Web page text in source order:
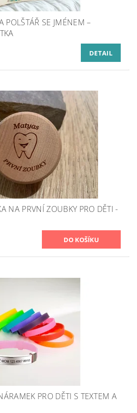
POLŠTÁŘ SE JMÉNEM –
DETAIL
NA PRVNÍ ZOUBKY PRO DĚTI -
PRO DĚTI S TEXTEM A